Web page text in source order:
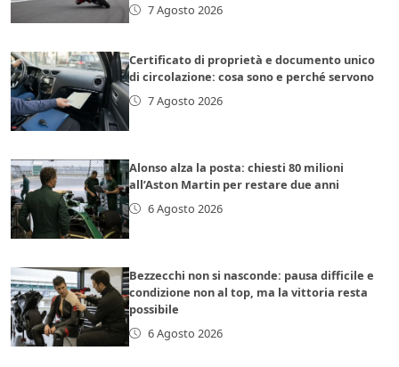
7 Agosto 2026
Certificato di proprietà e documento unico
di circolazione: cosa sono e perché servono
7 Agosto 2026
Alonso alza la posta: chiesti 80 milioni
all’Aston Martin per restare due anni
6 Agosto 2026
Bezzecchi non si nasconde: pausa difficile e
condizione non al top, ma la vittoria resta
possibile
6 Agosto 2026